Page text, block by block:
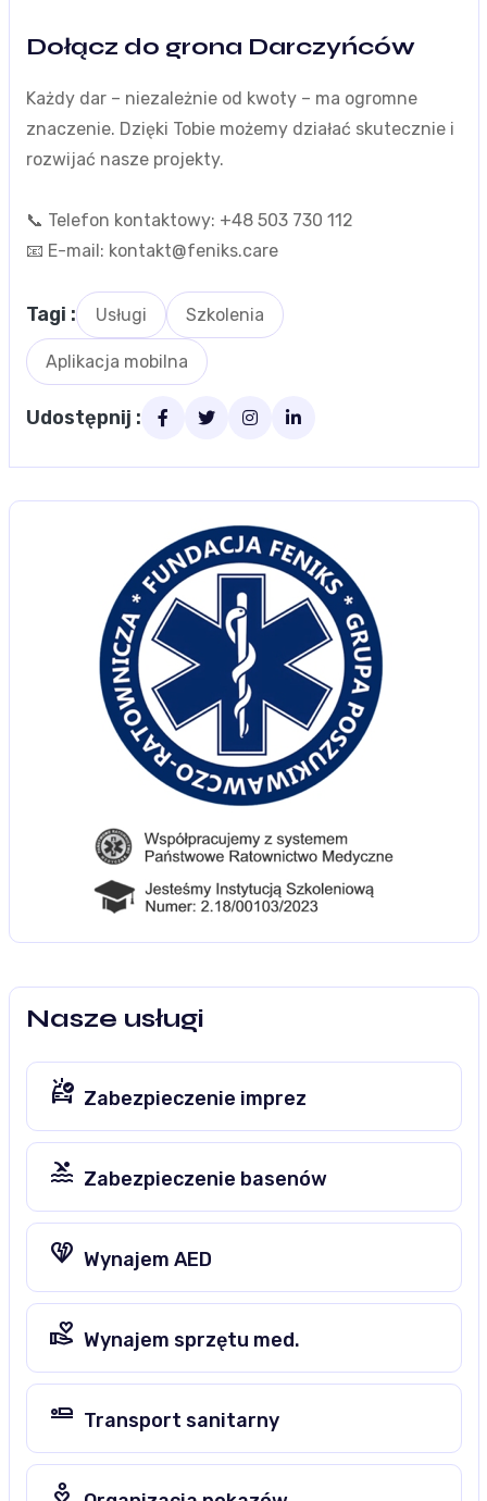
Dołącz do grona Darczyńców
Każdy dar – niezależnie od kwoty – ma ogromne
znaczenie. Dzięki Tobie możemy działać skutecznie i
rozwijać nasze projekty.
📞 Telefon kontaktowy: +48 503 730 112
📧 E-mail: kontakt@feniks.care
Tagi : Usługi Szkolenia
Aplikacja mobilna
Udostępnij :
Nasze usługi
ambulance Zabezpieczenie imprez
pool Zabezpieczenie basenów
heart_broken Wynajem AED
volunteer_activism Wynajem sprzętu med.
airline_seat_flat Transport sanitarny
digital_wellbeing